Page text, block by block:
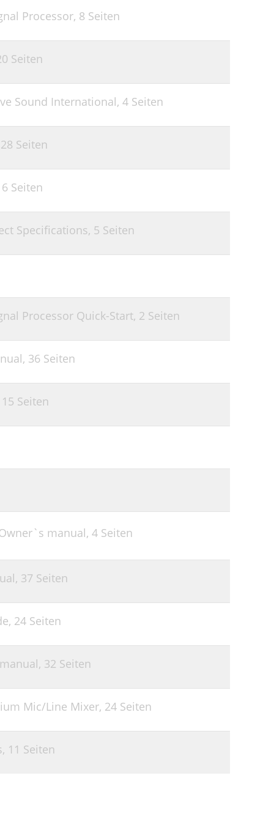
Processor, 8 Seiten
Seiten
Sound International, 4 Seiten
28 Seiten
Seiten
Specifications, 5 Seiten
Processor Quick-Start, 2 Seiten
36 Seiten
15 Seiten
Owner`s manual, 4 Seiten
37 Seiten
24 Seiten
32 Seiten
Mic/Line Mixer, 24 Seiten
11 Seiten